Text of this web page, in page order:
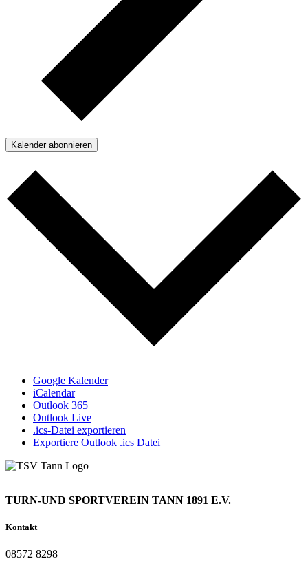
Kalender abonnieren
Google Kalender
iCalendar
Outlook 365
Outlook Live
.ics-Datei exportieren
Exportiere Outlook .ics Datei
TURN-UND SPORTVEREIN TANN 1891 E.V.
Kontakt
08572 8298